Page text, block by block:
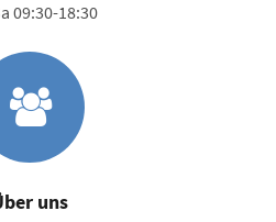
09:30-18:30
uns